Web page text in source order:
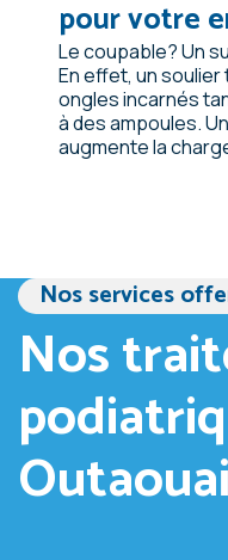
pour votre
Le coupable? Un
En effet, un
ongles incarnés
à des ampoules.
augmente la
Nos services
Nos